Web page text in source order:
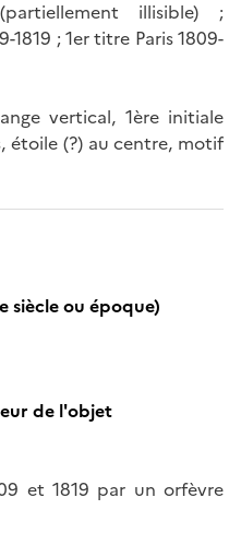
illisible) ;
1819 ; 1er titre Paris 1809-
vertical, 1ère initiale
étoile (?) au centre, motif
siècle ou époque)
de l'objet
et 1819 par un orfèvre